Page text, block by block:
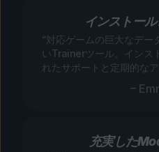
インストー
“対応ゲームの巨大なデー
いTrainerツール。インス
れたサポートと定期的な
–
充実した